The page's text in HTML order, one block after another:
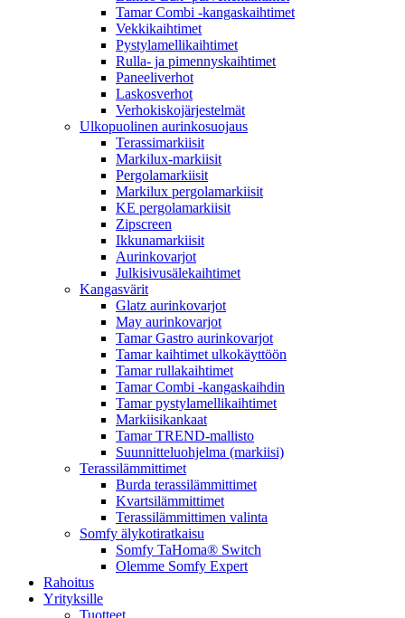
Tamar Combi -kangaskaihtimet
Vekkikaihtimet
Pystylamellikaihtimet
Rulla- ja pimennyskaihtimet
Paneeliverhot
Laskosverhot
Verhokiskojärjestelmät
Ulkopuolinen aurinkosuojaus
Terassimarkiisit
Markilux-markiisit
Pergolamarkiisit
Markilux pergolamarkiisit
KE pergolamarkiisit
Zipscreen
Ikkunamarkiisit
Aurinkovarjot
Julkisivusälekaihtimet
Kangasvärit
Glatz aurinkovarjot
May aurinkovarjot
Tamar Gastro aurinkovarjot
Tamar kaihtimet ulkokäyttöön
Tamar rullakaihtimet
Tamar Combi -kangaskaihdin
Tamar pystylamellikaihtimet
Markiisikankaat
Tamar TREND-mallisto
Suunnitteluohjelma (markiisi)
Terassilämmittimet
Burda terassilämmittimet
Kvartsilämmittimet
Terassilämmittimen valinta
Somfy älykotiratkaisu
Somfy TaHoma® Switch
Olemme Somfy Expert
Rahoitus
Yrityksille
Tuotteet